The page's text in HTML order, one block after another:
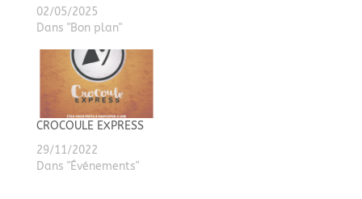
02/05/2025
Dans "Bon plan"
CROCOULE EXPRESS
29/11/2022
Dans "Événements"